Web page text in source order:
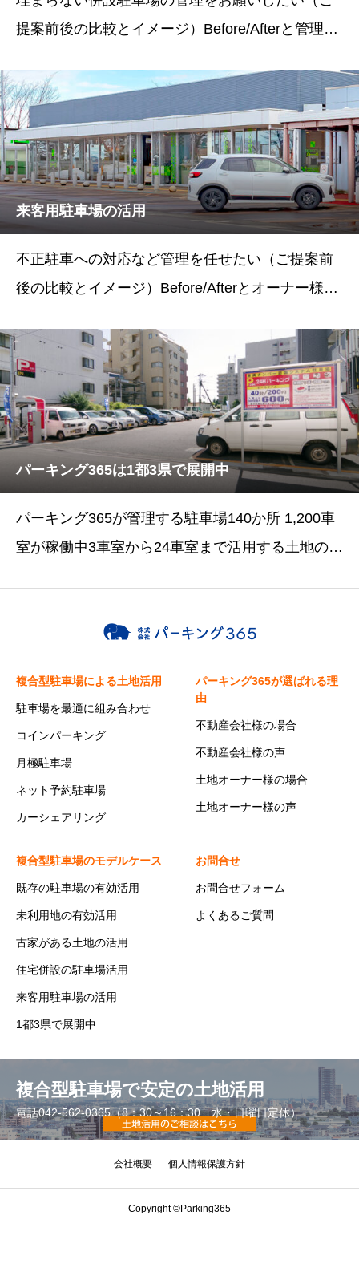
提案前後の比較とイメージ）Before/Afterと管理会
駐車場（管理会社様）＋コインパーキング（パー
キング365）+予約駐車場(パーキ
来客用駐車場の活用
不正駐車への対応など管理を任せたい（ご提案前
後の比較とイメージ）Before/Afterとオーナー様の
＋カーシェア台数10台コインパーキング9台+カー
シェア1台
パーキング365は1都3県で展開中
パーキング365が管理する駐車場140か所 1,200車
室が稼働中3車室から24車室まで活用する土地の広
複合型駐車場による土地活用
駐車場を最適に組み合わせ
コインパーキング
月極駐車場
ネット予約駐車場
カーシェアリング
パーキング365が選ばれる理
由
不動産会社様の場合
不動産会社様の声
土地オーナー様の場合
土地オーナー様の声
複合型駐車場のモデルケース
既存の駐車場の有効活用
未利用地の有効活用
古家がある土地の活用
住宅併設の駐車場活用
来客用駐車場の活用
1都3県で展開中
お問合せ
お問合せフォーム
よくあるご質問
複合型駐車場で安定の土地活用
電話042-562-0365（8：30～16：30 水・日曜日定休）
会社概要 個人情報保護方針
Copyright ©Parking365